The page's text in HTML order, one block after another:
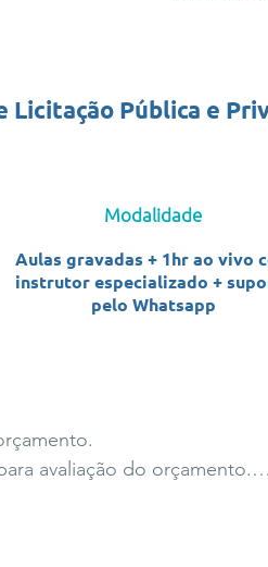
Licitação Pública e
Modalidade
Aulas gravadas + 1hr ao vivo
instrutor especializado +
pelo Whatsapp
avaliação do orçamento.